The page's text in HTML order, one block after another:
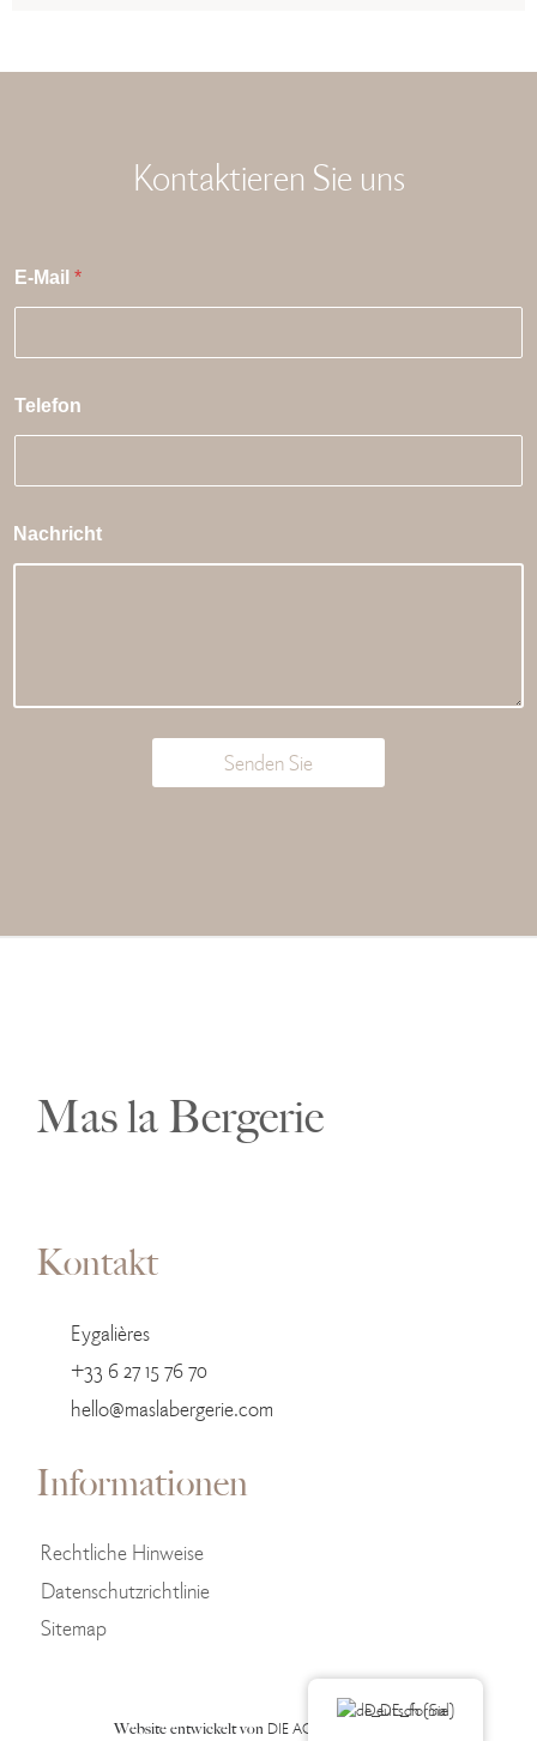
Kontaktieren Sie uns
E-Mail *
Telefon
Nachricht
Senden Sie
Mas la Bergerie
Kontakt
Eygalières
+33 6 27 15 76 70
hello@maslabergerie.com
Informationen
Rechtliche Hinweise
Datenschutzrichtlinie
Sitemap
Website entwickelt von DIE AGENTUR BY LOMÉ
Deutsch (Sie)